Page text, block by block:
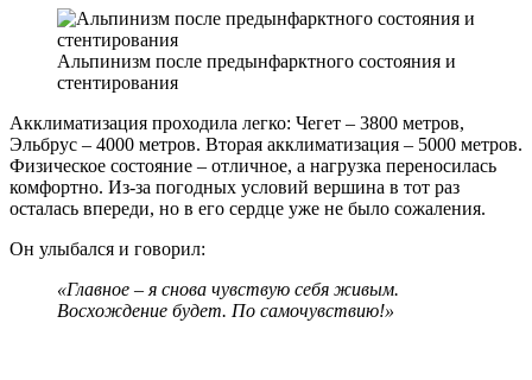
Альпинизм после предынфарктного состояния и
стентирования
Акклиматизация проходила легко: Чегет – 3800 метров,
Эльбрус – 4000 метров. Вторая акклиматизация – 5000 метров.
Физическое состояние – отличное, а нагрузка переносилась
комфортно. Из-за погодных условий вершина в тот раз
осталась впереди, но в его сердце уже не было сожаления.
Он улыбался и говорил:
«Главное – я снова чувствую себя живым.
Восхождение будет. По самочувствию!»